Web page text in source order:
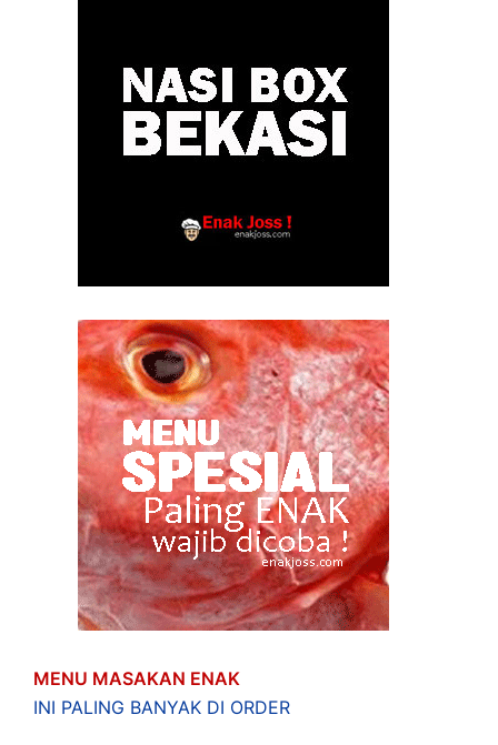
MENU MASAKAN ENAK
INI PALING BANYAK DI ORDER